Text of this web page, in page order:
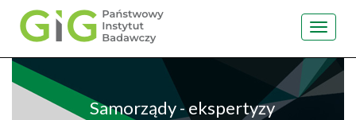
Przejdź
treści
Toggle
Samorządy - ekspertyzy